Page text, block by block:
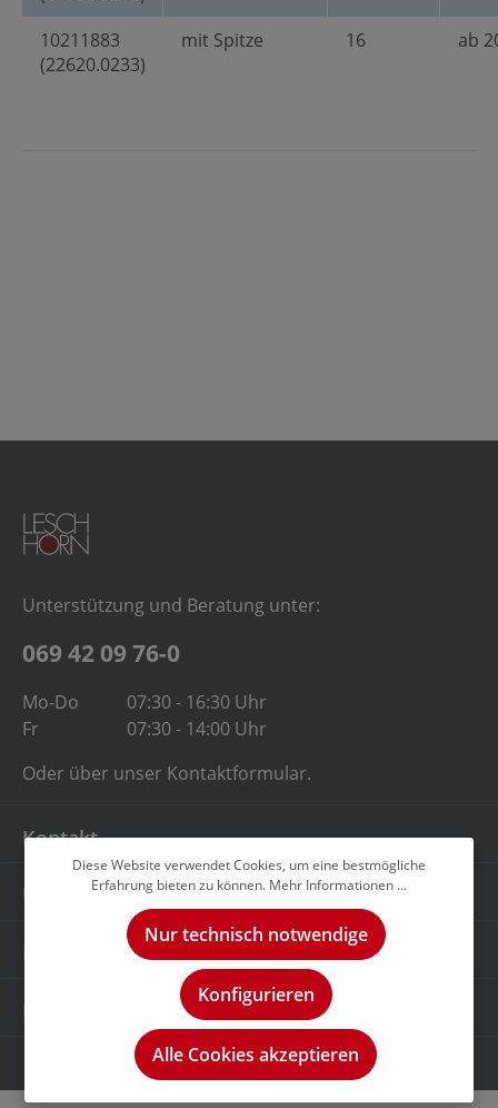
10211883
(22620.0233)
mit Spitze 16 ab
Unterstützung und Beratung unter:
069 42 09 76-0
Mo-Do
07:30 - 16:30 Uhr
Fr
07:30 - 14:00 Uhr
Oder über unser Kontaktformular.
Kontakt
Unternehmen
Rechtliches
Diese Website verwendet Cookies, um eine bestmögliche
Erfahrung bieten zu können. Mehr Informationen ...
Nur technisch notwendige
Konfigurieren
Alle Cookies akzeptieren